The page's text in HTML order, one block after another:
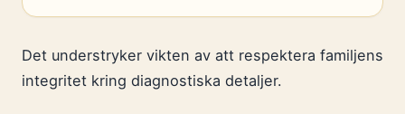
Det understryker vikten av att respektera familjens
integritet kring diagnostiska detaljer.